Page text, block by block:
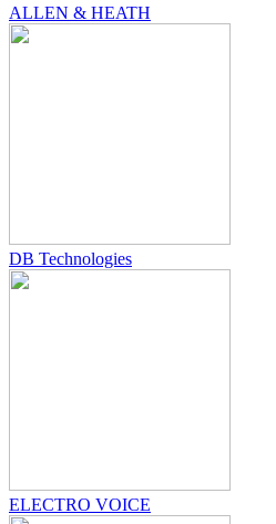
ALLEN & HEATH
DB Technologies
ELECTRO VOICE